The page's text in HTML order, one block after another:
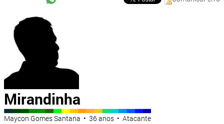
Mirandinha
Maycon Gomes Santana • 36 anos • Atacante